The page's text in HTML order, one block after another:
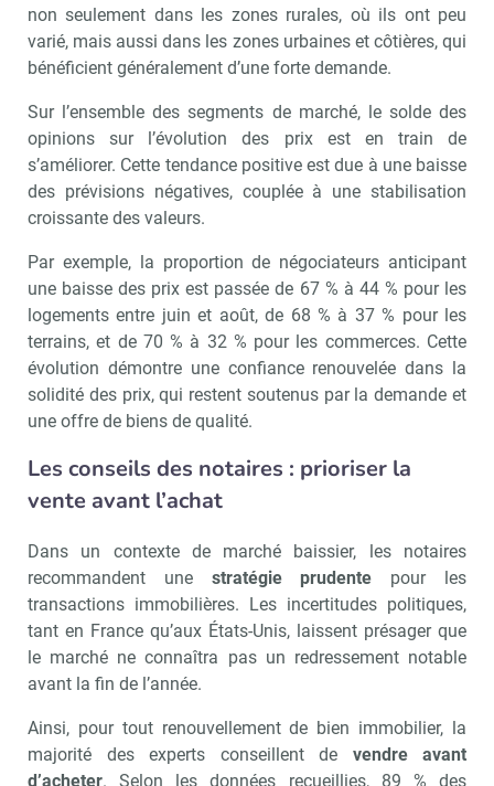
non seulement dans les zones rurales, où ils ont peu
varié, mais aussi dans les zones urbaines et côtières, qui
bénéficient généralement d’une forte demande.
Sur l’ensemble des segments de marché, le solde des
opinions sur l’évolution des prix est en train de
s’améliorer. Cette tendance positive est due à une baisse
des prévisions négatives, couplée à une stabilisation
croissante des valeurs.
Par exemple, la proportion de négociateurs anticipant
une baisse des prix est passée de 67 % à 44 % pour les
logements entre juin et août, de 68 % à 37 % pour les
terrains, et de 70 % à 32 % pour les commerces. Cette
évolution démontre une confiance renouvelée dans la
solidité des prix, qui restent soutenus par la demande et
une offre de biens de qualité.
Les conseils des notaires : prioriser la
vente avant l’achat
Dans un contexte de marché baissier, les notaires
recommandent une stratégie prudente pour les
transactions immobilières. Les incertitudes politiques,
tant en France qu’aux États-Unis, laissent présager que
le marché ne connaîtra pas un redressement notable
avant la fin de l’année.
Ainsi, pour tout renouvellement de bien immobilier, la
majorité des experts conseillent de vendre avant
d’acheter. Selon les données recueillies, 89 % des